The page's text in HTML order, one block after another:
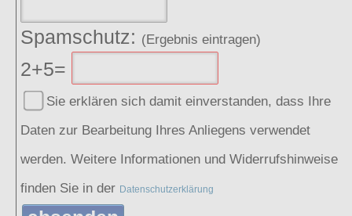
Spamschutz: (Ergebnis eintragen)
2+5=
Sie erklären sich damit einverstanden, dass Ihre
Daten zur Bearbeitung Ihres Anliegens verwendet
werden. Weitere Informationen und Widerrufshinweise
finden Sie in der Datenschutzerklärung